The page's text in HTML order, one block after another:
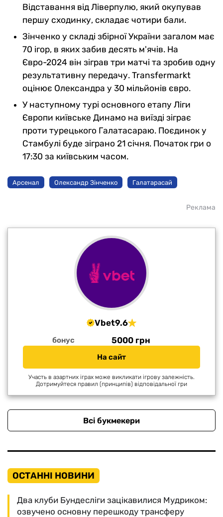
Відставання від Ліверпулю, який окупував
першу сходинку, складає чотири бали.
Зінченко у складі збірної України загалом має
70 ігор, в яких забив десять м'ячів. На
Євро-2024 він зіграв три матчі та зробив одну
результативну передачу. Transfermarkt
оцінює Олександра у 30 мільйонів євро.
У наступному турі основного етапу Ліги
Європи київське Динамо на виїзді зіграє
проти турецького Галатасараю. Поєдинок у
Стамбулі буде зіграно 21 січня. Початок гри о
17:30 за київським часом.
Арсенал Олександр Зінченко Галатарасай
Реклама
Vbet9.6
бонус 5000 грн
На сайт
Участь в азартних іграх може викликати ігрову залежність.
Дотримуйтеся правил (принципів) відповідальної гри
Всі букмекери
ОСТАННІ НОВИНИ
Два клуби Бундесліги зацікавилися Мудриком:
озвучено основну перешкоду трансферу